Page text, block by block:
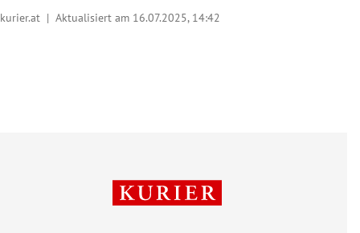
kurier.at | Aktualisiert am 16.07.2025, 14:42